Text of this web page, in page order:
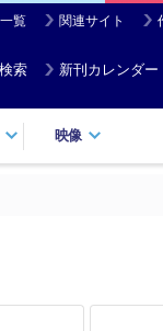
覧 関連サイト
索 新刊カレンダー
映像